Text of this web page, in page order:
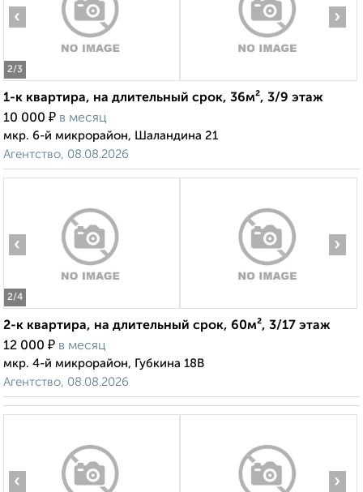
2/3
‹ ›
1-к квартира, на длительный срок, 36м², 3/9 этаж
10 000 ₽ в месяц
мкр. 6-й микрорайон, Шаландина 21
Агентство, 08.08.2026
2/4
‹ ›
2-к квартира, на длительный срок, 60м², 3/17 этаж
12 000 ₽ в месяц
мкр. 4-й микрорайон, Губкина 18В
Агентство, 08.08.2026
‹ ›